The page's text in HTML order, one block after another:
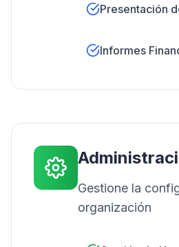
Presentación
Informes
Gestione la
organización